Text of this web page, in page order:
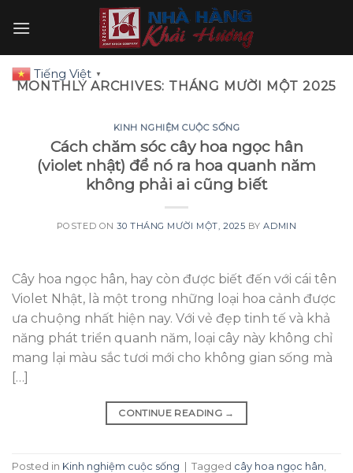
MONTHLY ARCHIVES: THÁNG MƯỜI MỘT 2025
KINH NGHIỆM CUỘC SỐNG
Cách chăm sóc cây hoa ngọc hân
(violet nhật) để nó ra hoa quanh năm
không phải ai cũng biết
POSTED ON30 THÁNG MƯỜI MỘT, 2025 BYADMIN
Cây hoa ngọc hân, hay còn được biết đến với cái tên
Violet Nhật, là một trong những loại hoa cảnh được
ưa chuộng nhất hiện nay. Với vẻ đẹp tinh tế và khả
năng phát triển quanh năm, loại cây này không chỉ
mang lại màu sắc tươi mới cho không gian sống mà
[…]
CONTINUE READING →
Posted in Kinh nghiệm cuộc sống Tagged cây hoa ngọc hân
Tiếng Việt ▼